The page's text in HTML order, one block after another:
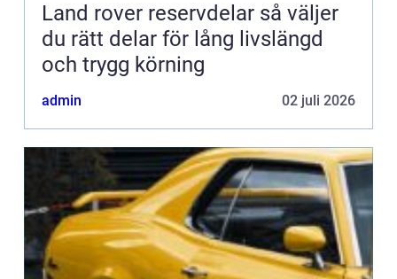
Land rover reservdelar så väljer
du rätt delar för lång livslängd
och trygg körning
admin 02 juli 2026